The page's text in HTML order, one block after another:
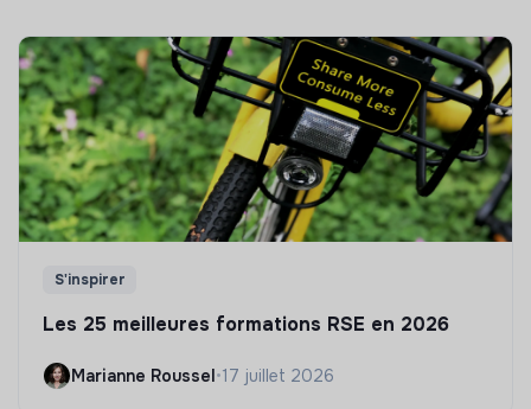
S'inspirer
Les 25 meilleures formations RSE en 2026
Marianne Roussel•17 juillet 2026